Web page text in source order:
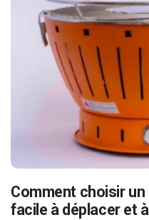
Comment choisir
facile à déplacer et